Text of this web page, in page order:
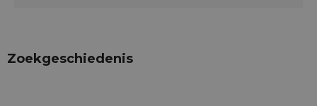
Zoekgeschiedenis